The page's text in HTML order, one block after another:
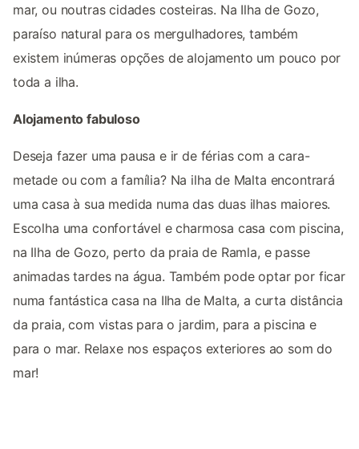
mar, ou noutras cidades costeiras. Na Ilha de Gozo,
paraíso natural para os mergulhadores, também
existem inúmeras opções de alojamento um pouco por
toda a ilha.
Alojamento fabuloso
Deseja fazer uma pausa e ir de férias com a cara-
metade ou com a família? Na ilha de Malta encontrará
uma casa à sua medida numa das duas ilhas maiores.
Escolha uma confortável e charmosa casa com piscina,
na Ilha de Gozo, perto da praia de Ramla, e passe
animadas tardes na água. Também pode optar por ficar
numa fantástica casa na Ilha de Malta, a curta distância
da praia, com vistas para o jardim, para a piscina e
para o mar. Relaxe nos espaços exteriores ao som do
mar!